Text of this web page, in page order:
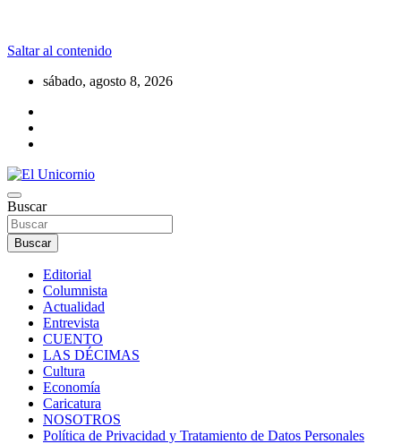
Saltar al contenido
sábado, agosto 8, 2026
El Unicornio
La realidad supera la fantasía
Buscar
Buscar
Editorial
Columnista
Actualidad
Entrevista
CUENTO
LAS DÉCIMAS
Cultura
Economía
Caricatura
NOSOTROS
Política de Privacidad y Tratamiento de Datos Personales